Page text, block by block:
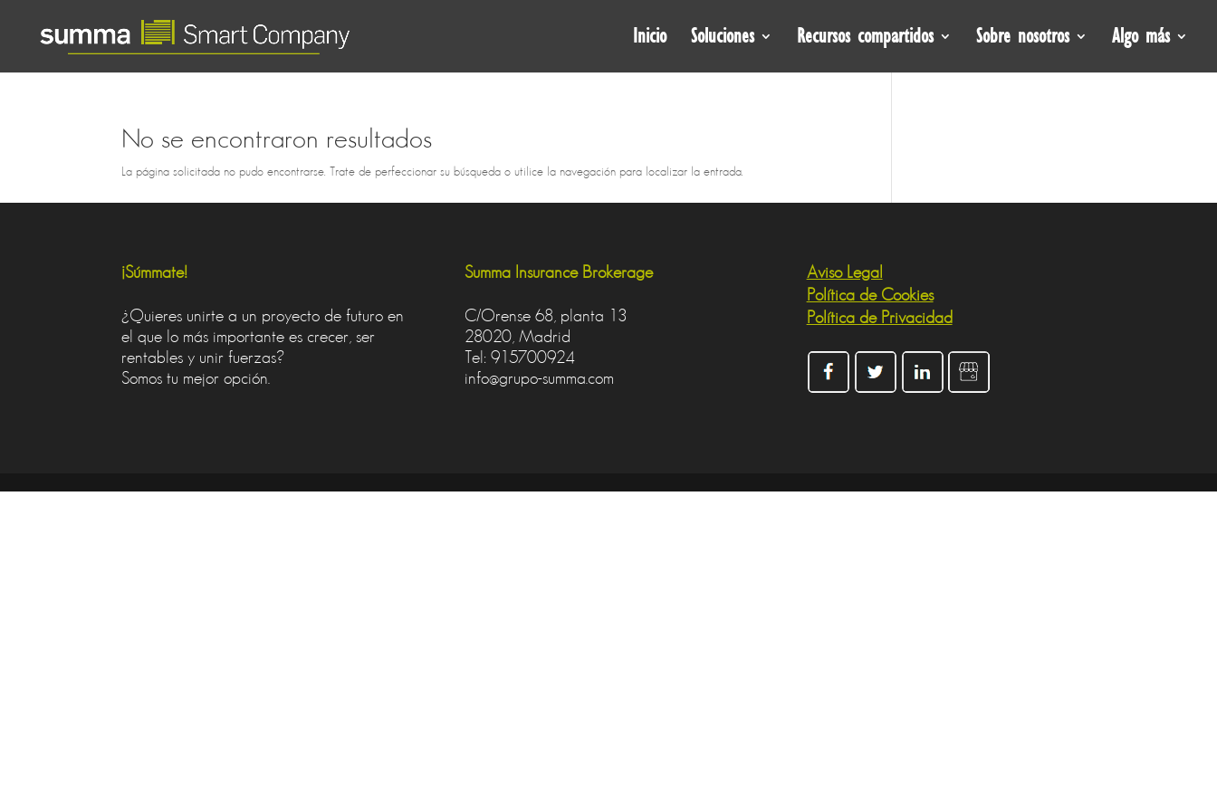
Inicio Soluciones Recursos compartidos Sobre nosotros Algo más
No se encontraron resultados
La página solicitada no pudo encontrarse. Trate de perfeccionar su búsqueda o utilice la navegación para localizar la entrada.
¡Súmmate!
¿Quieres unirte a un proyecto de futuro en
el que lo más importante es crecer, ser
rentables y unir fuerzas?
Somos tu mejor opción.
Summa Insurance Brokerage
C/Orense 68, planta 13
28020, Madrid
Tel: 915700924
info@grupo-summa.com
Aviso Legal
Política de Cookies
Política de Privacidad